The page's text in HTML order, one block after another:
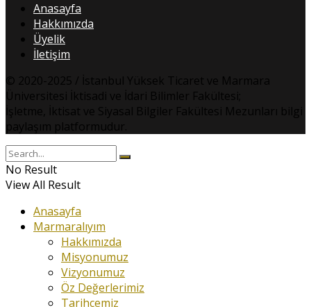
Anasayfa
Hakkımızda
Üyelik
İletişim
© 2020-2025 / İstanbul Yüksek Ticaret ve Marmara
Üniversitesi İktisadi ve İdari Bilimler Fakültesi;
İşletme, İktisat ve Siyasal Bilgiler Fakültesi Mezunları bilgi
paylaşım platformudur.
No Result
View All Result
Anasayfa
Marmaralıyım
Hakkımızda
Misyonumuz
Vizyonumuz
Öz Değerlerimiz
Tarihçemiz